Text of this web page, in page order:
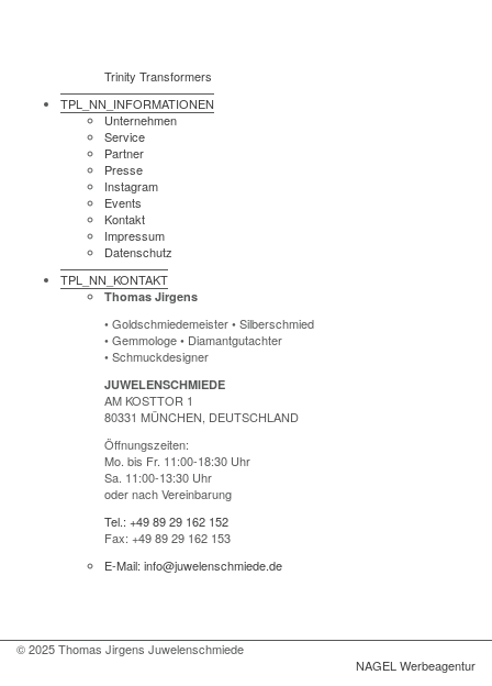
Trinity Transformers
TPL_NN_INFORMATIONEN
Unternehmen
Service
Partner
Presse
Instagram
Events
Kontakt
Impressum
Datenschutz
TPL_NN_KONTAKT
Thomas Jirgens
• Goldschmiedemeister • Silberschmied
• Gemmologe • Diamantgutachter
• Schmuckdesigner
JUWELENSCHMIEDE
AM KOSTTOR 1
80331 MÜNCHEN, DEUTSCHLAND
Öffnungszeiten:
Mo. bis Fr. 11:00-18:30 Uhr
Sa. 11:00-13:30 Uhr
oder nach Vereinbarung
Tel.: +49 89 29 162 152
Fax: +49 89 29 162 153
E-Mail: info@juwelenschmiede.de
© 2025 Thomas Jirgens Juwelenschmiede
NAGEL Werbeagentur